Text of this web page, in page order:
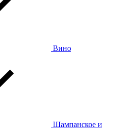
Вино
Шампанское и